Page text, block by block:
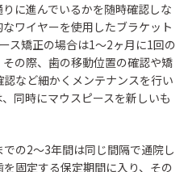
に進んでいるかを随時確認しな
ワイヤーを使用したブラケット
ス矯正の場合は1〜2ヶ月に1回の
の際、歯の移動位置の確認や矯
など細かくメンテナンスを行い
同時にマウスピースを新しいも
の2〜3年間は同じ間隔で通院し
固定する保定期間に入り、その